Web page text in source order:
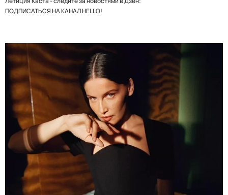
ПОДПИСАТЬСЯ НА КАНАЛ HELLO!